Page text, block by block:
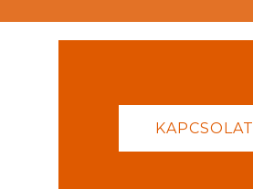
KAPCSOLAT